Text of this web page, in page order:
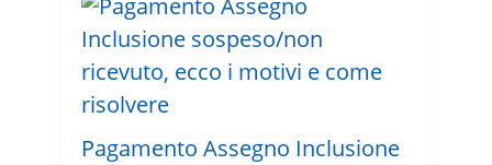
Pagamento Assegno Inclusione